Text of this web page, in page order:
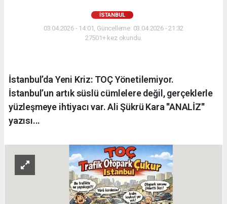
İSTANBUL
03.04.2026 - 14:01, Güncelleme: 03.04.2026 - 21:32
27501+ kez okundu.
İstanbul’da Yeni Kriz: TOÇ Yönetilemiyor.
İstanbul’un artık süslü cümlelere değil, gerçeklerle
yüzleşmeye ihtiyacı var. Ali Şükrü Kara ''ANALİZ''
yazısı...